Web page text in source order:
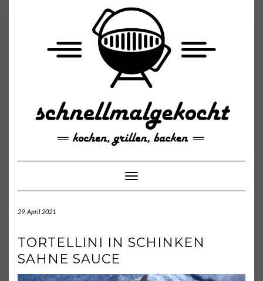
Toggle Navigation
29. April 2021
TORTELLINI IN SCHINKEN
SAHNE SAUCE